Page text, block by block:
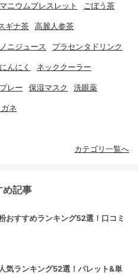
ニウムブレスレット ごぼう茶
ギナ茶 高麗人参茶
ノニジュース プラセンタドリンク
んにく ネッククーラー
レー 保湿マスク 洗眼薬
ネ
カテゴリ一覧へ
め記事
おすすめランキング52選！口コミ
気ランキング52選！パレット&単